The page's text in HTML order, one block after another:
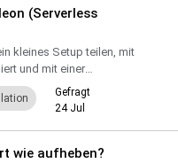
(Serverless
kleines Setup teilen, mit
und mit einer
(Neon) betreiben lässt –
Gefragt
24 Jul
wie aufheben?